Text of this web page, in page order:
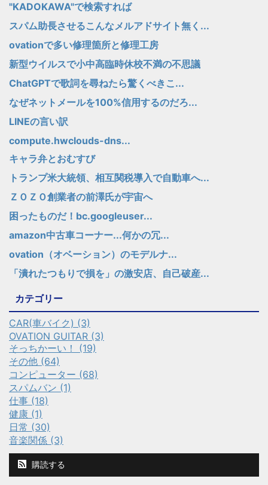
"KADOKAWA"で検索すれば
スパム助長させるこんなメルアドサイト無く...
ovationで多い修理箇所と修理工房
新型ウイルスで小中高臨時休校不満の不思議
ChatGPTで歌詞を尋ねたら驚くべきこ...
なぜネットメールを100%信用するのだろ...
LINEの言い訳
compute.hwclouds-dns...
キャラ弁とおむすび
トランプ米大統領、相互関税導入で自動車へ...
ＺＯＺＯ創業者の前澤氏が宇宙へ
困ったものだ！bc.googleuser...
amazon中古車コーナー...何かの冗...
ovation（オベーション）のモデルナ...
「潰れたつもりで損を」の激安店、自己破産...
カテゴリー
CAR(車バイク) (3)
OVATION GUITAR (3)
そっちかーい！ (19)
その他 (64)
コンピューター (68)
スパムバン (1)
仕事 (18)
健康 (1)
日常 (30)
音楽関係 (3)
購読する